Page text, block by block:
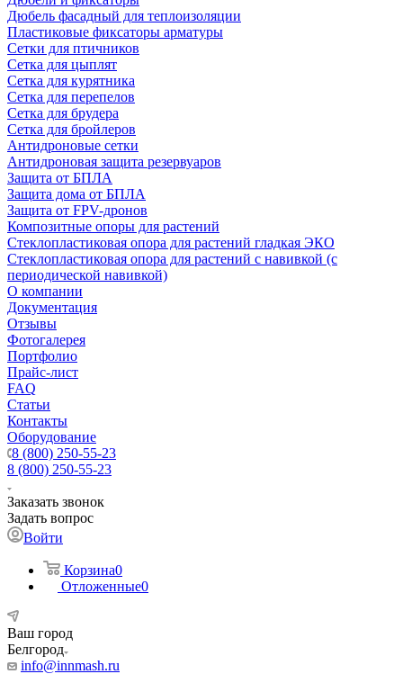
Дюбель фасадный для теплоизоляции
Пластиковые фиксаторы арматуры
Сетки для птичников
Сетка для цыплят
Сетка для курятника
Сетка для перепелов
Сетка для брудера
Сетка для бройлеров
Антидроновые сетки
Антидроновая защита резервуаров
Защита от БПЛА
Защита дома от БПЛА
Защита от FPV-дронов
Композитные опоры для растений
Стеклопластиковая опора для растений гладкая ЭКО
Стеклопластиковая опора для растений с навивкой (с
периодической навивкой)
О компании
Документация
Отзывы
Фотогалерея
Портфолио
Прайс-лист
FAQ
Статьи
Контакты
Оборудование
8 (800) 250-55-23
8 (800) 250-55-23
Заказать звонок
Задать вопрос
Войти
Корзина0
Отложенные0
Ваш город
Белгород
info@innmash.ru